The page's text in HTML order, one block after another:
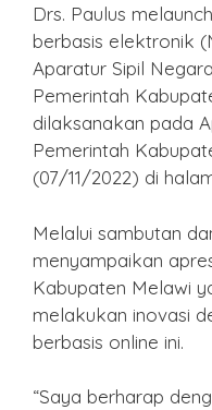
Drs. Paulus
berbasis elektronik
Aparatur Sipil
Pemerintah
dilaksanakan pada
Pemerintah
(07/11/2022) di
Melalui sambutan
menyampaikan
Kabupaten Melawi
melakukan inovasi
berbasis online ini.
“Saya berharap